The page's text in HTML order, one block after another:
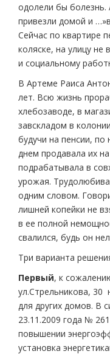
одолели бы болезнь.
привезли домой и
Сейчас по квартире
коляске, на улицу
и социальному
В Артеме Раиса
лет. Всю жизнь
хлебозаводе, в
завскладом в
будучи на пенсии, по
днем продавала их
подрабатывала в
урожая.
одним словом.
лишней копейки не
в ее полной
свалился, будь он
Три варианта
Первый, к
ул.Стрельникова,
для других домов. В
23.11.2009 года №
повышении
установка